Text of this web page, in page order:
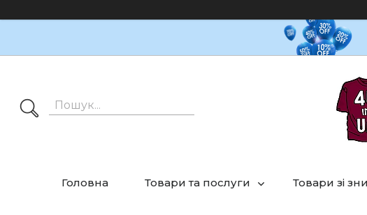
Головна Товари та послуги Товари зі